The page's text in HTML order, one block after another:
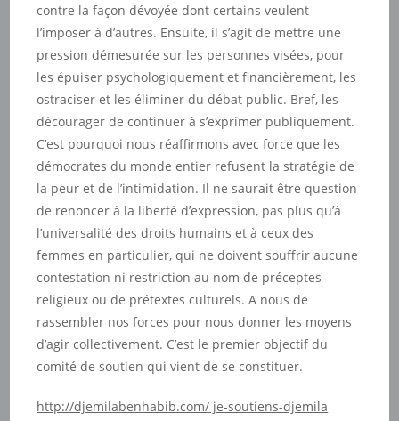
contre la façon dévoyée dont certains veulent
l’imposer à d’autres. Ensuite, il s’agit de mettre une
pression démesurée sur les personnes visées, pour
les épuiser psychologiquement et financièrement, les
ostraciser et les éliminer du débat public. Bref, les
décourager de continuer à s’exprimer publiquement.
C’est pourquoi nous réaffirmons avec force que les
démocrates du monde entier refusent la stratégie de
la peur et de l’intimidation. Il ne saurait être question
de renoncer à la liberté d’expression, pas plus qu’à
l’universalité des droits humains et à ceux des
femmes en particulier, qui ne doivent souffrir aucune
contestation ni restriction au nom de préceptes
religieux ou de prétextes culturels. A nous de
rassembler nos forces pour nous donner les moyens
d’agir collectivement. C’est le premier objectif du
comité de soutien qui vient de se constituer.
http://djemilabenhabib.com/ je-soutiens-djemila